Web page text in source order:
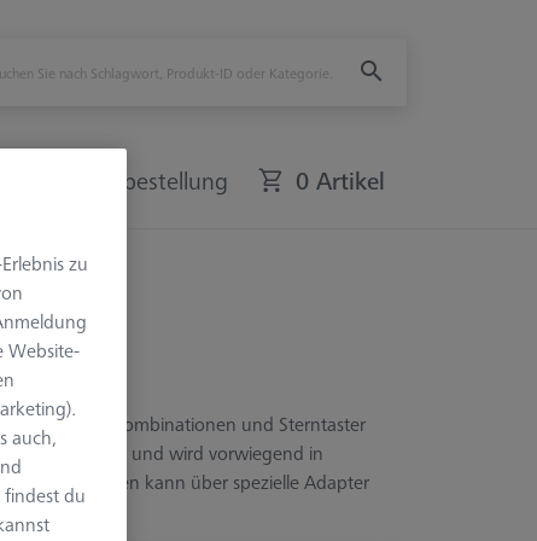
Schnellbestellung 0 Artikel
Tasterkombinationen und Sterntaster
Grundkörper und wird vorwiegend in
Systemen kann über spezielle Adapter
zu
Website-
auch,
findest du